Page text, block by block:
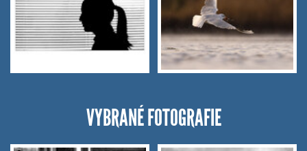
VYBRANÉ FOTOGRAFIE